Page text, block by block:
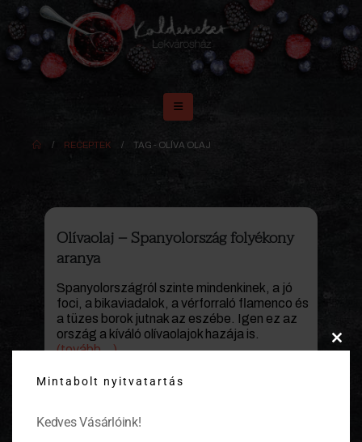
RECEPTEK TAG - OLÍVA OLAJ
Olívaolaj – Spanyolország folyékony
aranya
Spanyolországról szinte mindenkinek, a jó
foci, a bikaviadalok, a vérforraló flamenco és
a tüzes borok jutnak az eszébe. Igen ez az
ország a kíváló olívaolajok hazája is.
(tovább…)
Mintabolt nyitvatartás
Kedves Vásárlóink!